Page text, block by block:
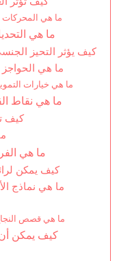
ما هي المحركات
ما هي
كيف يؤثر التحيز
ما هي الحواجز
ما هي خيارات
ما هي نقاط
كيف
ما هي
كيف يمكن
ما هي نماذج
ما هي قصص
كيف يمكن